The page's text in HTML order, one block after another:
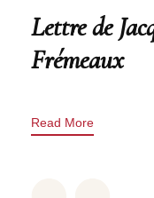
Lettre de
Frémeaux
Read More